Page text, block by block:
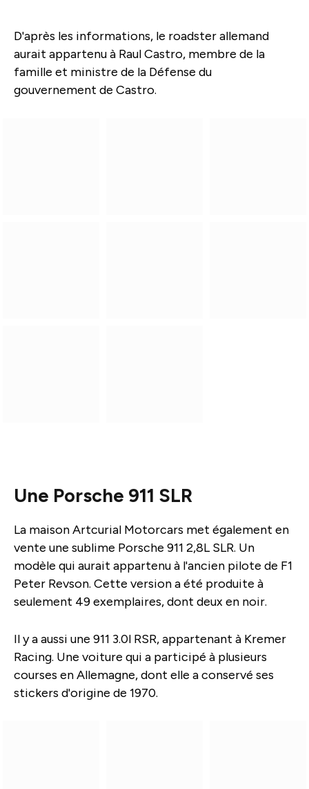
D'après les informations, le roadster allemand
aurait appartenu à Raul Castro, membre de la
famille et ministre de la Défense du
gouvernement de Castro.
Une Porsche 911 SLR
La maison Artcurial Motorcars met également en
vente une sublime Porsche 911 2,8L SLR. Un
modèle qui aurait appartenu à l'ancien pilote de F1
Peter Revson. Cette version a été produite à
seulement 49 exemplaires, dont deux en noir.
Il y a aussi une 911 3.0l RSR, appartenant à Kremer
Racing. Une voiture qui a participé à plusieurs
courses en Allemagne, dont elle a conservé ses
stickers d'origine de 1970.